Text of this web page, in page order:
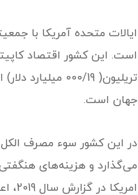
جهان است.
در این کشور سوء مصرف الکل
می‌گذارد و هزینه‌های